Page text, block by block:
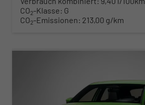
CO2-Klasse: G
CO2-Emissionen: 213,00 g/km